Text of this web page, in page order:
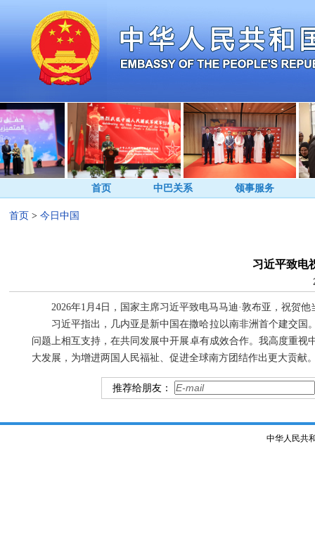
首页 中巴关系 领事服务
首页 > 今日中国
习近平致电
2026年1月4日，国家主席习近平致电马马迪·敦布亚，祝贺
习近平指出，几内亚是新中国在撒哈拉以南非洲首个建交
问题上相互支持，在共同发展中开展卓有成效合作。我高度重
大发展，为增进两国人民福祉、促进全球南方团结作出更大贡献
推荐给朋友：
中华人民共